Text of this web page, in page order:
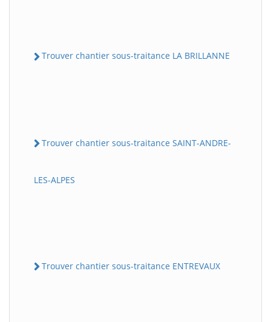
Trouver chantier sous-traitance LA BRILLANNE
Trouver chantier sous-traitance SAINT-ANDRE-
LES-ALPES
Trouver chantier sous-traitance ENTREVAUX